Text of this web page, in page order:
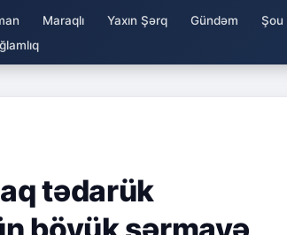
Maraqlı Yaxın Şərq Gündəm Şou
tədarük